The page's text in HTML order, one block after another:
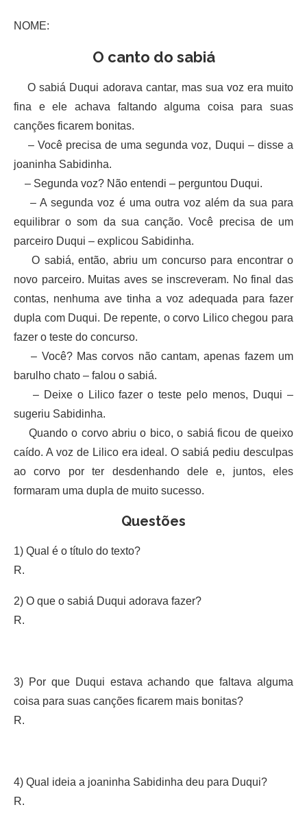
NOME:
O canto do sabiá
O sabiá Duqui adorava cantar, mas sua voz era muito
fina e ele achava faltando alguma coisa para suas
canções ficarem bonitas.
– Você precisa de uma segunda voz, Duqui – disse a
joaninha Sabidinha.
– Segunda voz? Não entendi – perguntou Duqui.
– A segunda voz é uma outra voz além da sua para
equilibrar o som da sua canção. Você precisa de um
parceiro Duqui – explicou Sabidinha.
O sabiá, então, abriu um concurso para encontrar o
novo parceiro. Muitas aves se inscreveram. No final das
contas, nenhuma ave tinha a voz adequada para fazer
dupla com Duqui. De repente, o corvo Lilico chegou para
fazer o teste do concurso.
– Você? Mas corvos não cantam, apenas fazem um
barulho chato – falou o sabiá.
– Deixe o Lilico fazer o teste pelo menos, Duqui –
sugeriu Sabidinha.
Quando o corvo abriu o bico, o sabiá ficou de queixo
caído. A voz de Lilico era ideal. O sabiá pediu desculpas
ao corvo por ter desdenhando dele e, juntos, eles
formaram uma dupla de muito sucesso.
Questões
1) Qual é o título do texto?
R.
2) O que o sabiá Duqui adorava fazer?
R.
3) Por que Duqui estava achando que faltava alguma
coisa para suas canções ficarem mais bonitas?
R.
4) Qual ideia a joaninha Sabidinha deu para Duqui?
R.